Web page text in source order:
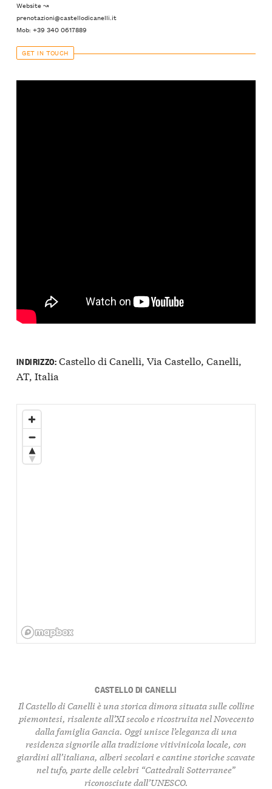
Website ↝
prenotazioni@castellodicanelli.it
Mob: +39 340 0617889
GET IN TOUCH
INDIRIZZO:Castello di Canelli, Via Castello, Canelli,
AT, Italia
CASTELLO DI CANELLI
Il Castello di Canelli è una storica dimora situata sulle colline
piemontesi, risalente all’XI secolo e ricostruita nel Novecento
dalla famiglia Gancia. Oggi unisce l’eleganza di una
residenza signorile alla tradizione vitivinicola locale, con
giardini all’italiana, alberi secolari e cantine storiche scavate
nel tufo, parte delle celebri “Cattedrali Sotterranee”
riconosciute dall’UNESCO.